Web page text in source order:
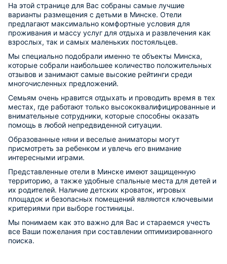
На этой странице для Вас собраны самые лучшие
варианты размещения с детьми в Минске. Отели
предлагают максимально комфортные условия для
проживания и массу услуг для отдыха и развлечения как
взрослых, так и самых маленьких постояльцев.
Мы специально подобрали именно те объекты Минска,
которые собрали наибольшее количество положительных
отзывов и занимают самые высокие рейтинги среди
многочисленных предложений.
Семьям очень нравится отдыхать и проводить время в тех
местах, где работают только высококвалифицированные и
внимательные сотрудники, которые способны оказать
помощь в любой непредвиденной ситуации.
Образованные няни и веселые аниматоры могут
присмотреть за ребенком и увлечь его внимание
интересными играми.
Представленные отели в Минске имеют защищенную
территорию, а также удобные спальные места для детей и
их родителей. Наличие детских кроваток, игровых
площадок и безопасных помещений являются ключевыми
критериями при выборе гостиницы.
Мы понимаем как это важно для Вас и стараемся учесть
все Ваши пожелания при составлении оптимизированного
поиска.